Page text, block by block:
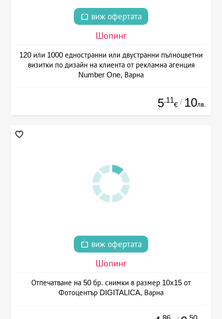
виж офертата
Шопинг
120 или 1000 едностранни или двустранни пълноцветни
визитки по дизайн на клиента от рекламна агенция
Number One, Варна
5.11
€ / 10лв.
виж офертата
Шопинг
Отпечатване на 50 бр. снимки в размер 10х15 от
Фотоцентър DIGITALICA, Варна